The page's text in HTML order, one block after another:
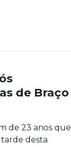
de Braço
de 23 anos que
tarde desta